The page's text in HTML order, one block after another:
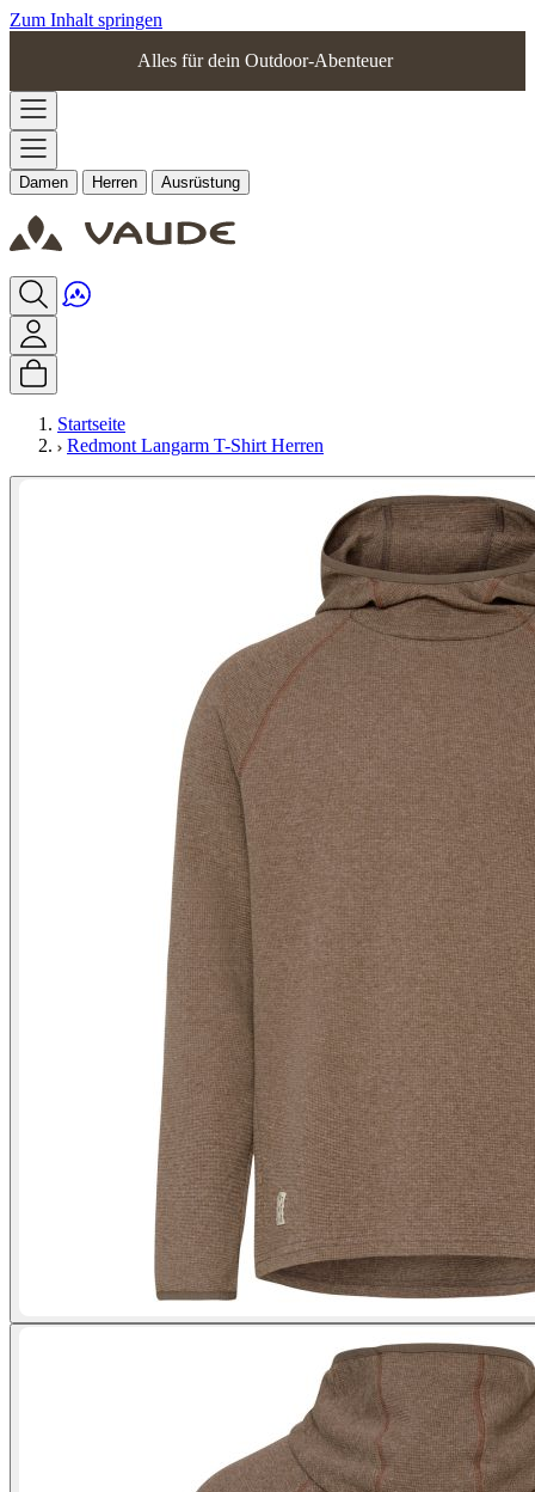
Zum Inhalt springen
Alles für dein Outdoor-Abenteuer
Damen Herren Ausrüstung
Startseite
Redmont Langarm T-Shirt Herren